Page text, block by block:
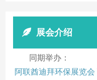
展会介绍
同期举办：
阿联酋迪拜环保展览